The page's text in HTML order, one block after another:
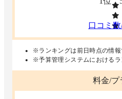
口コミ
※ランキングは前日時点の情報
※予算管理システムにおける
料金/プ